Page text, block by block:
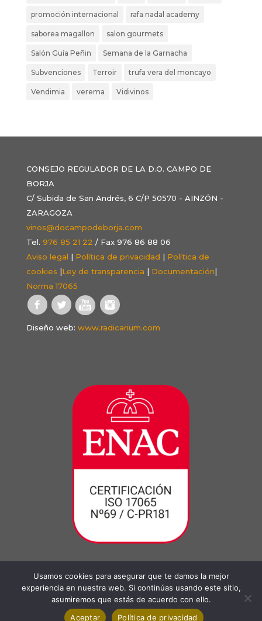
promoción internacional rafa nadal academy
saborea magallon salon gourmets
Salón Guía Peñin Semana de la Garnacha
Subvenciones Terroir trufa vera del moncayo
Vendimia verema Vidivinos
CONSEJO REGULADOR DE LA D.O. CAMPO DE
BORJA
C/ Subida de San Andrés, 6 C/P 50570 - AINZÓN -
ZARAGOZA
vinos@docampodeborja.com
Tel. 976 85 21 22 / Fax 976 86 88 06
Aviso legal | Política de privacidad | Política de
cookies |Ley de transparencia | Documentación|
Norma 17065
Diseño web: www.radicarium.com
Usamos cookies para asegurar que te damos la mejor
experiencia en nuestra web. Si continúas usando este sitio,
asumiremos que estás de acuerdo con ello.
Aceptar
Política de privacidad